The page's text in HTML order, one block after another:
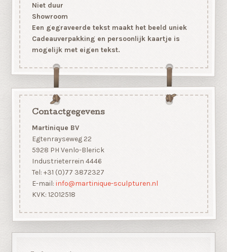
Niet duur
Showroom
Een gegraveerde tekst maakt het beeld uniek
Cadeauverpakking en persoonlijk kaartje is
mogelijk met eigen tekst.
Contactgegevens
Martinique BV
Egtenrayseweg 22
5928 PH Venlo-Blerick
Industrieterrein 4446
Tel: +31 (0)77 3872327
E-mail: info@martinique-sculpturen.nl
KVK: 12012518